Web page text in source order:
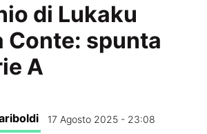
di Lukaku
Conte: spunta
A
17 Agosto 2025 - 23:08